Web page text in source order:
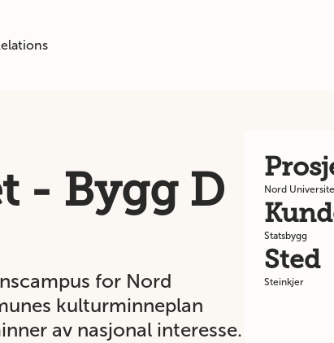
- Bygg D
for Nord
kulturminneplan
av nasjonal interesse.
Nord
Statsbygg
Sted
Steinkjer